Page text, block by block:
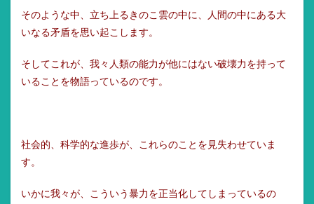
そのような中、立ち上るきのこ雲の中に、人間の中にある大
いなる矛盾を思い起こします。
そしてこれが、我々人類の能力が他にはない破壊力を持って
いることを物語っているのです。
社会的、科学的な進歩が、これらのことを見失わせていま
す。
いかに我々が、こういう暴力を正当化してしまっているの